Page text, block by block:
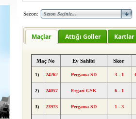
Sezon:
Maçlar Attığı Goller Kartlar
Maç No Ev Sahibi Skor
1) 24262 Pergama SD 3 - 1
2) 24057 Ergazi GSK 6 - 1
3) 23973 Pergama SD 1 - 3